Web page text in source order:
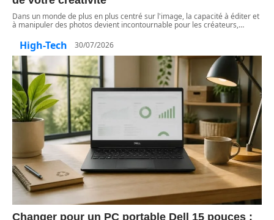
Dans un monde de plus en plus centré sur l'image, la capacité à éditer et
à manipuler des photos devient incontournable pour les créateurs,…
High-Tech 30/07/2026
Changer pour un PC portable Dell 15 pouces :